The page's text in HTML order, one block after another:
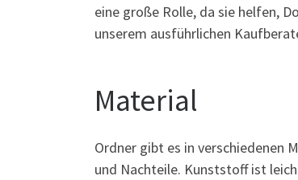
eine große Rolle, da sie helfen,
unserem ausführlichen
Material
Ordner gibt es in verschiedenen
und Nachteile. Kunststoff ist